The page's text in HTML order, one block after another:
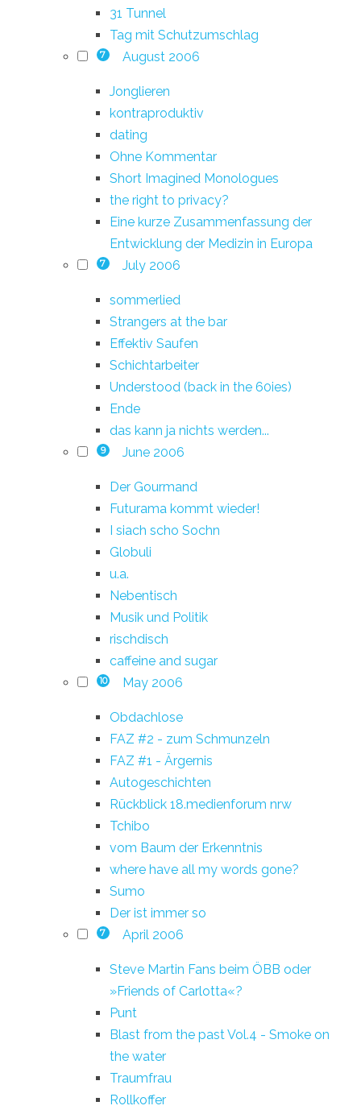
31 Tunnel
Tag mit Schutzumschlag
7 August 2006
Jonglieren
kontraproduktiv
dating
Ohne Kommentar
Short Imagined Monologues
the right to privacy?
Eine kurze Zusammenfassung der
Entwicklung der Medizin in Europa
7 July 2006
sommerlied
Strangers at the bar
Effektiv Saufen
Schichtarbeiter
Understood (back in the 60ies)
Ende
das kann ja nichts werden...
9 June 2006
Der Gourmand
Futurama kommt wieder!
I siach scho Sochn
Globuli
u.a.
Nebentisch
Musik und Politik
rischdisch
caffeine and sugar
10 May 2006
Obdachlose
FAZ #2 - zum Schmunzeln
FAZ #1 - Ärgernis
Autogeschichten
Rückblick 18.medienforum nrw
Tchibo
vom Baum der Erkenntnis
where have all my words gone?
Sumo
Der ist immer so
7 April 2006
Steve Martin Fans beim ÖBB oder
»Friends of Carlotta«?
Punt
Blast from the past Vol.4 - Smoke on
the water
Traumfrau
Rollkoffer